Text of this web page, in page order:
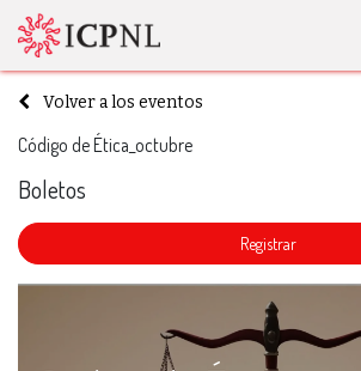
Volver a los eventos
Código de Ética_octubre
Boletos
​Registrar